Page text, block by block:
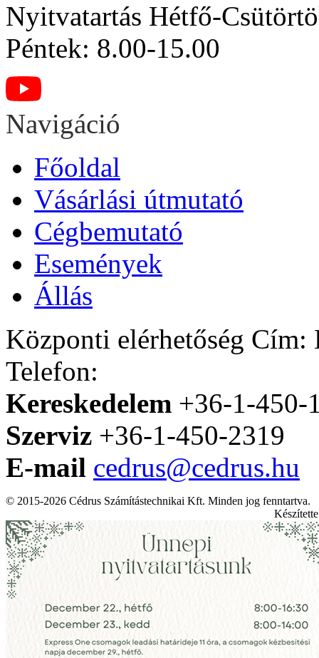
Nyitvatartás Hétfő-
Péntek: 8.00-15.00
Navigáció
Főoldal
Vásárlási útmutató
Cégbemutató
Események
Állás
Központi elérhetőség Cím:
Telefon:
Kereskedelem +36-1-450-
Szerviz +36-1-450-2319
E-mail cedrus@cedrus.hu
© 2015-2026 Cédrus Számítástechnikai Kft. Minden jog fenntartva.